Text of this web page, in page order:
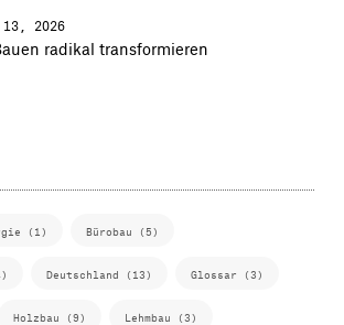
2026
radikal transformieren
(1) Bürobau (5)
Deutschland (13) Glossar (3)
Holzbau (9) Lehmbau (3)